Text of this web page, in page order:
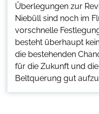
Überlegungen zur
Niebüll sind noch im
vorschnelle
besteht überhaupt
die bestehenden
für die Zukunft und
Beltquerung gut